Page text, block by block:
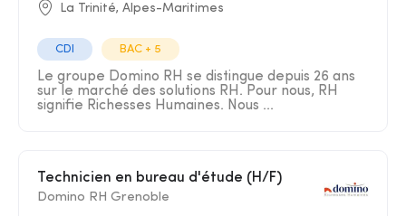
La Trinité, Alpes-Maritimes
CDI BAC + 5
Le groupe Domino RH se distingue depuis 26 ans
sur le marché des solutions RH. Pour nous, RH
signifie Richesses Humaines. Nous ...
Technicien en bureau d'étude (H/F)
Domino RH Grenoble